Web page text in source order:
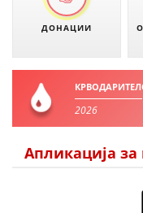
ДОНАЦИИ
2026
Апликација